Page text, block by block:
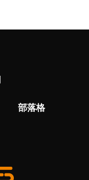
部落格